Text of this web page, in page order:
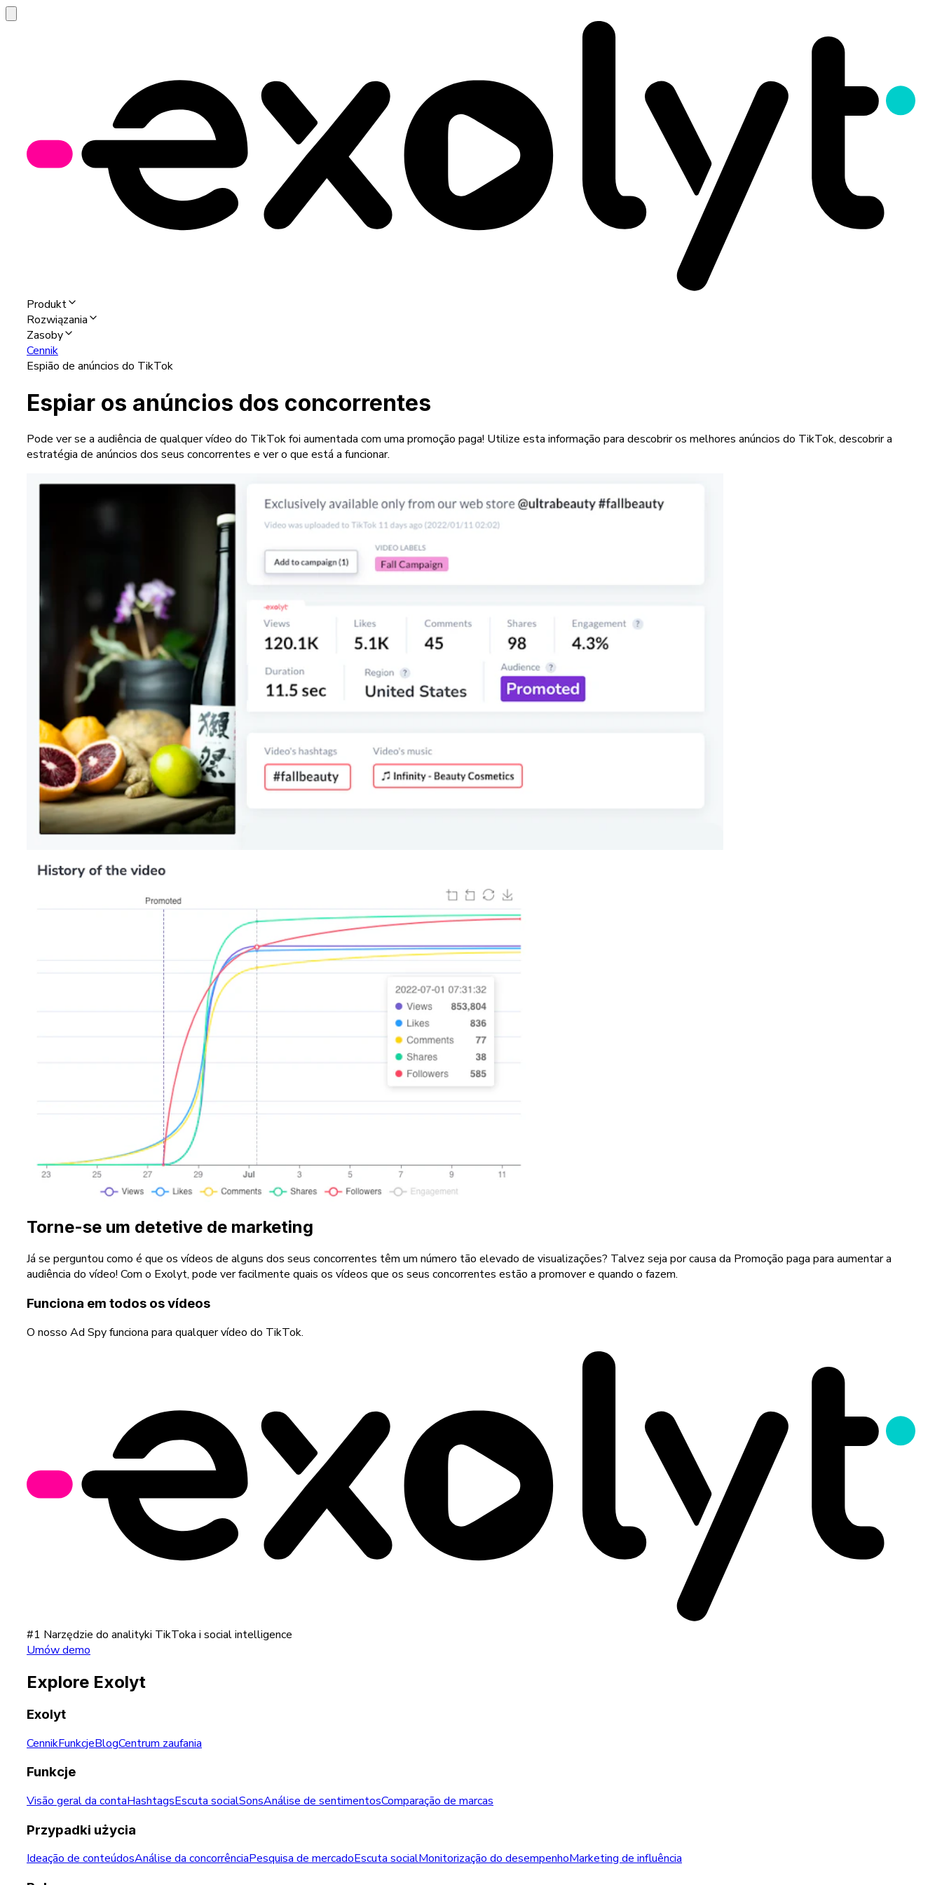
Produkt
Rozwiązania
Zasoby
Cennik
Espião de anúncios do TikTok
Espiar os anúncios dos concorrentes
Pode ver se a audiência de qualquer vídeo do TikTok foi aumentada com uma promoção paga! Utilize esta informação para descobrir os melhores anúncios do TikTok, descobrir a
estratégia de anúncios dos seus concorrentes e ver o que está a funcionar.
Torne-se um detetive de marketing
Já se perguntou como é que os vídeos de alguns dos seus concorrentes têm um número tão elevado de visualizações? Talvez seja por causa da Promoção paga para aumentar a
audiência do vídeo! Com o Exolyt, pode ver facilmente quais os vídeos que os seus concorrentes estão a promover e quando o fazem.
Funciona em todos os vídeos
O nosso Ad Spy funciona para qualquer vídeo do TikTok.
#1 Narzędzie do analityki TikToka i social intelligence
Umów demo
Explore Exolyt
Exolyt
CennikFunkcjeBlogCentrum zaufania
Funkcje
Visão geral da contaHashtagsEscuta socialSonsAnálise de sentimentosComparação de marcas
Przypadki użycia
Ideação de conteúdosAnálise da concorrênciaPesquisa de mercadoEscuta socialMonitorização do desempenhoMarketing de influência